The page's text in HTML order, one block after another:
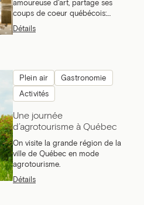
amoureuse d'art, partage ses
coups de coeur québécois:
artistes, musées, expositions,
galeries.
Détails
Plein air Gastronomie
Activités
Une journée
d’agrotourisme à Québec
On visite la grande région de la
ville de Québec en mode
agrotourisme.
Détails